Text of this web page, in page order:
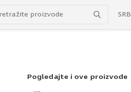
SRB
Pogledajte i ove proizvode